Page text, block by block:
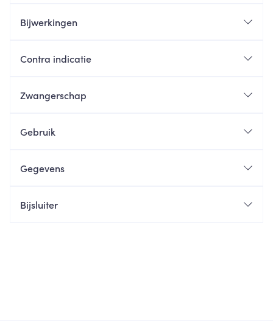
Bijwerkingen
Contra indicatie
Zwangerschap
Gebruik
Gegevens
Bijsluiter